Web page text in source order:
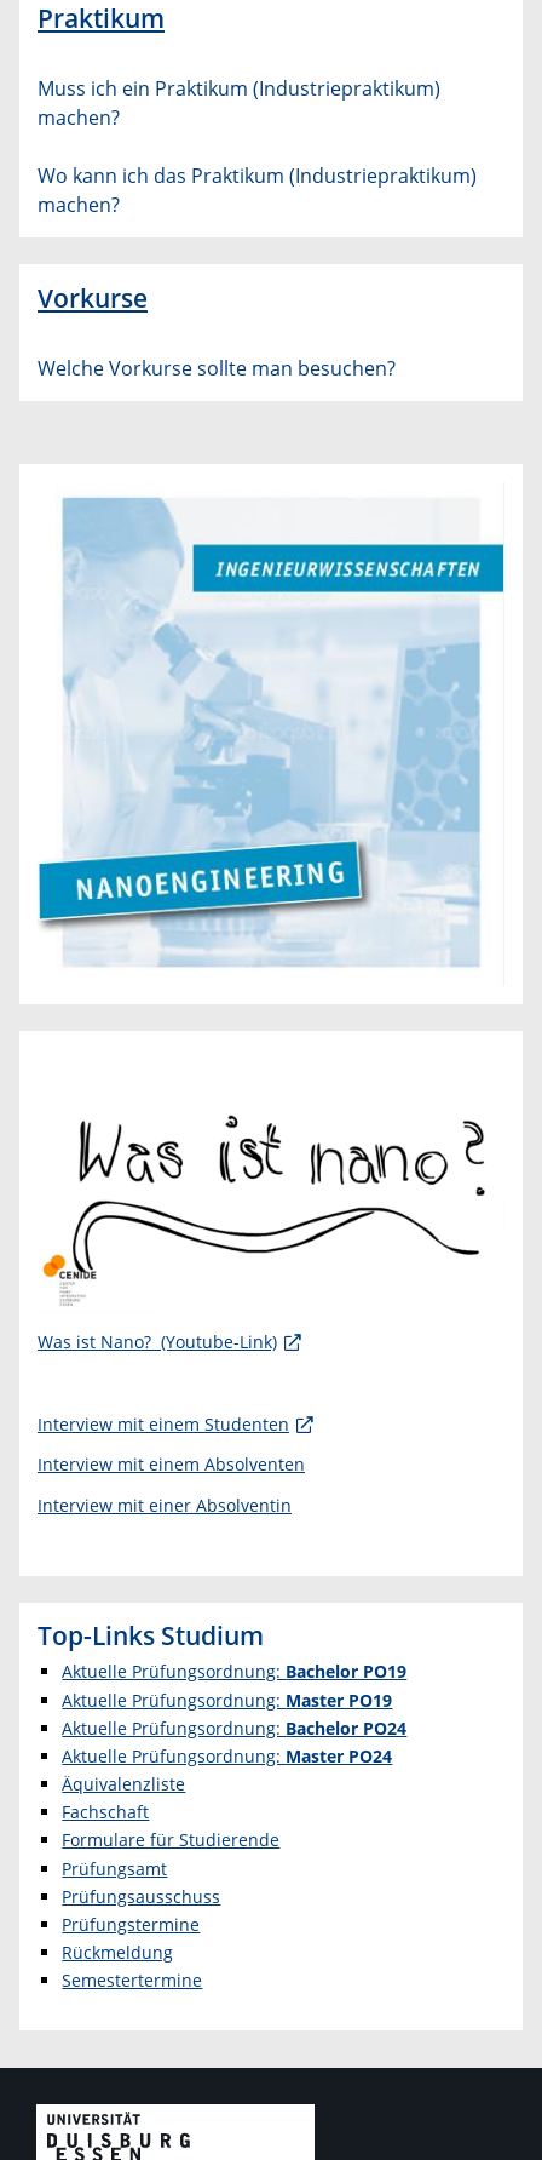
Praktikum
Muss ich ein Praktikum (Industriepraktikum)
machen?
Wo kann ich das Praktikum (Industriepraktikum)
machen?
Vorkurse
Welche Vorkurse sollte man besuchen?
Was ist Nano? (Youtube-Link)
Interview mit einem Studenten
Interview mit einem Absolventen
Interview mit einer Absolventin
Top-Links Studium
Aktuelle Prüfungsordnung: Bachelor PO19
Aktuelle Prüfungsordnung: Master PO19
Aktuelle Prüfungsordnung: Bachelor PO24
Aktuelle Prüfungsordnung: Master PO24
Äquivalenzliste
Fachschaft
Formulare für Studierende
Prüfungsamt
Prüfungsausschuss
Prüfungstermine
Rückmeldung
Semestertermine